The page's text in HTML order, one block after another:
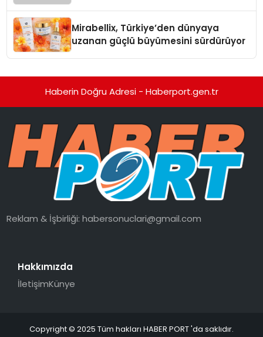
Mirabellix, Türkiye’den dünyaya
uzanan güçlü büyümesini sürdürüyor
Haberin Doğru Adresi - Haberport.gen.tr
Reklam & İşbirliği:habersonuclari@gmail.com
Hakkımızda
İletişimKünye
Copyright © 2025 Tüm hakları HABER PORT 'da saklıdır.